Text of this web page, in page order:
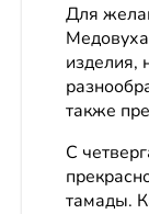
Для
изделия,
также
С
тамады.